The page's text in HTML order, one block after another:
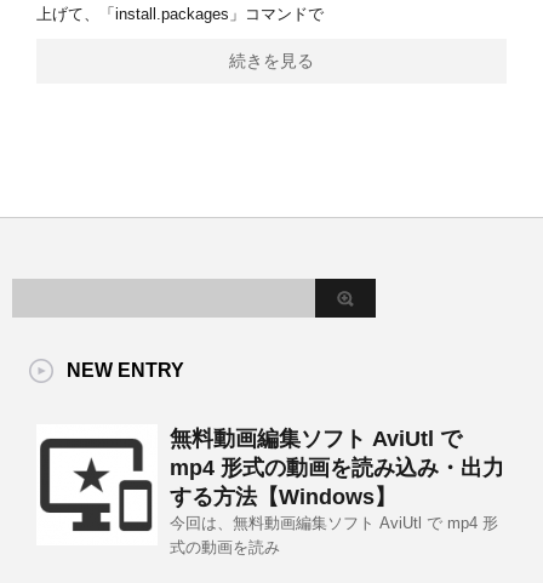
上げて、「install.packages」コマンドで
続きを見る
NEW ENTRY
無料動画編集ソフト AviUtl で
mp4 形式の動画を読み込み・出力
する方法【Windows】
今回は、無料動画編集ソフト AviUtl で mp4 形
式の動画を読み